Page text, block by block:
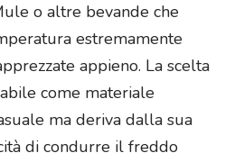
o altre bevande che
estremamente
appieno. La scelta
come materiale
ma deriva dalla sua
di condurre il freddo